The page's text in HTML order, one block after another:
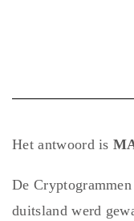
Het antwoord is
De
duitsland werd